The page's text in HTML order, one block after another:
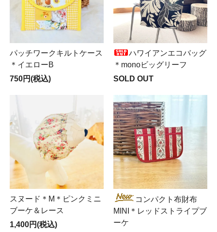
パッチワークキルトケース
＊イエローB
750円(税込)
ハワイアンエコバッグ
＊monoビッグリーフ
SOLD OUT
スヌード＊M＊ピンクミニ
ブーケ＆レース
1,400円(税込)
コンパクト布財布
MINI＊レッドストライプブ
ーケ